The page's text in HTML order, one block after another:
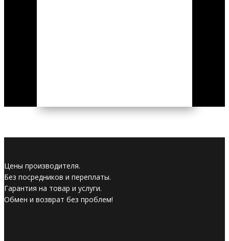
Цены производителя.
Без посредников и переплаты.
Гарантия на товар и услуги.
Обмен и возврат без проблем!